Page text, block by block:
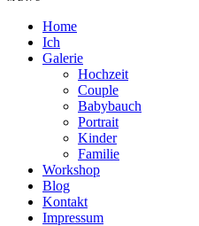
Home
Ich
Galerie
Hochzeit
Couple
Babybauch
Portrait
Kinder
Familie
Workshop
Blog
Kontakt
Impressum